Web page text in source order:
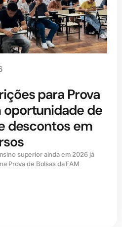
para Prova
oportunidade de
descontos em
superior ainda em 2026 já
Prova de Bolsas da FAM